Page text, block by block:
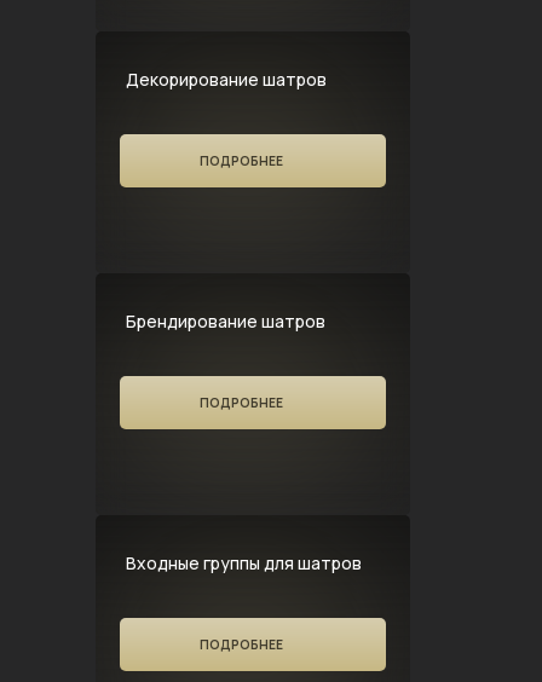
Декорирование шатров
ПОДРОБНЕЕ
Брендирование шатров
ПОДРОБНЕЕ
Входные группы для шатров
ПОДРОБНЕЕ